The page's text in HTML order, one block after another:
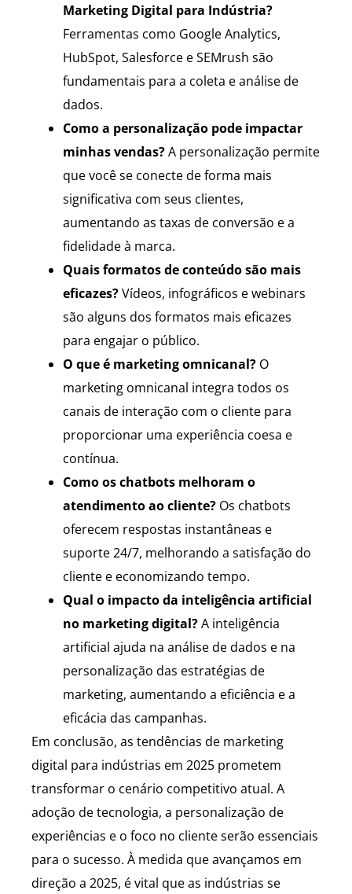
Marketing Digital para Indústria?
Ferramentas como Google Analytics,
HubSpot, Salesforce e SEMrush são
fundamentais para a coleta e análise de
dados.
Como a personalização pode impactar
minhas vendas?A personalização permite
que você se conecte de forma mais
significativa com seus clientes,
aumentando as taxas de conversão e a
fidelidade à marca.
Quais formatos de conteúdo são mais
eficazes?Vídeos, infográficos e webinars
são alguns dos formatos mais eficazes
para engajar o público.
O que é marketing omnicanal? O
marketing omnicanal integra todos os
canais de interação com o cliente para
proporcionar uma experiência coesa e
contínua.
Como os chatbots melhoram o
atendimento ao cliente? Os chatbots
oferecem respostas instantâneas e
suporte 24/7, melhorando a satisfação do
cliente e economizando tempo.
Qual o impacto da inteligência artificial
no marketing digital?A inteligência
artificial ajuda na análise de dados e na
personalização das estratégias de
marketing, aumentando a eficiência e a
eficácia das campanhas.
Em conclusão, as tendências de marketing
digital para indústrias em 2025 prometem
transformar o cenário competitivo atual. A
adoção de tecnologia, a personalização de
experiências e o foco no cliente serão essenciais
para o sucesso. À medida que avançamos em
direção a 2025, é vital que as indústrias se